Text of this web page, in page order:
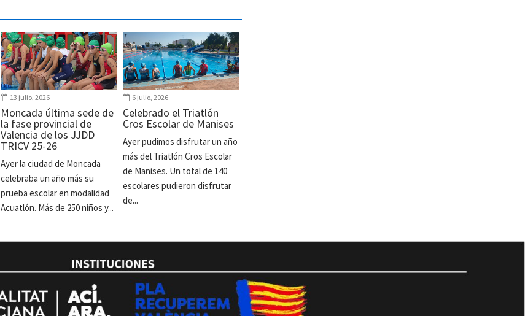
13 julio, 2026
Moncada última sede de
la fase provincial de
Valencia de los JJDD
TRICV 25-26
Ayer la ciudad de Moncada
celebraba un año más su
prueba escolar en modalidad
Acuatlón. Más de 250 niños y...
6 julio, 2026
Celebrado el Triatlón
Cros Escolar de Manises
Ayer pudimos disfrutar un año
más del Triatlón Cros Escolar
de Manises. Un total de 140
escolares pudieron disfrutar
de...